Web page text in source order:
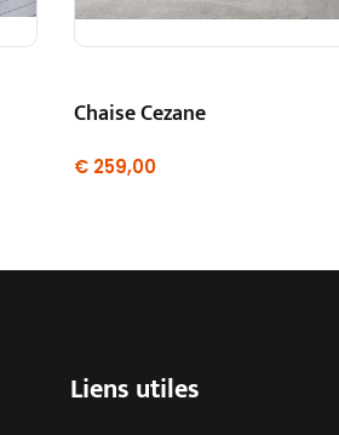
Chaise Cezane
€ 259,00
Liens utiles